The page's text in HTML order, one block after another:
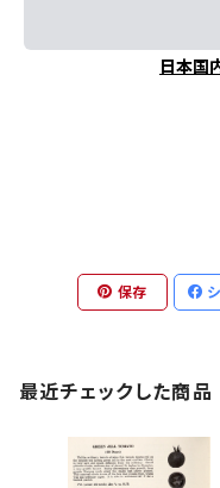
日本国
保存
最近チェックした商品